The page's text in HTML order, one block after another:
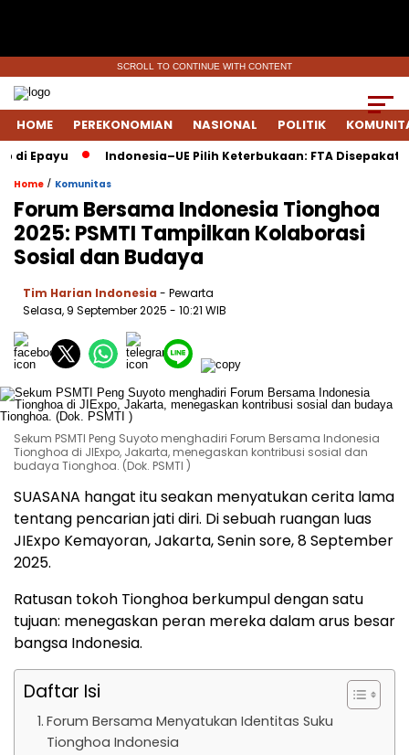
SCROLL TO CONTINUE WITH CONTENT
HOME PEREKONOMIAN NASIONAL POLITIK
Indonesia–UE Pilih Keterbukaan: FTA Disepakati
Home / Komunitas
Forum Bersama Indonesia Tionghoa
2025: PSMTI Tampilkan Kolaborasi
Sosial dan Budaya
Tim Harian Indonesia - Pewarta
Selasa, 9 September 2025 - 10:21 WIB
Sekum PSMTI Peng Suyoto menghadiri Forum Bersama Indonesia
Tionghoa di JIExpo, Jakarta, menegaskan kontribusi sosial dan
budaya Tionghoa. (Dok. PSMTI )
SUASANA hangat itu seakan menyatukan cerita lama
tentang pencarian jati diri. Di sebuah ruangan luas
JIExpo Kemayoran, Jakarta, Senin sore, 8 September
2025.
Ratusan tokoh Tionghoa berkumpul dengan satu
tujuan: menegaskan peran mereka dalam arus besar
bangsa Indonesia.
Daftar Isi
Forum Bersama Menyatukan Identitas Suku
Tionghoa Indonesia